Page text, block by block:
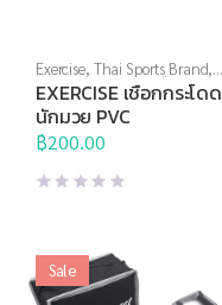
Exercise, Thai Sports Brand,
อุปกรณ์บริหารกาย,เชือก
กระโดด
EXERCISE เชือกกระโดด
นักมวย PVC
฿200.00
Sale